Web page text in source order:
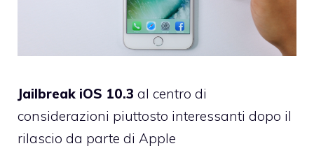
Jailbreak iOS 10.3 al centro di
considerazioni piuttosto interessanti dopo il
rilascio da parte di Apple